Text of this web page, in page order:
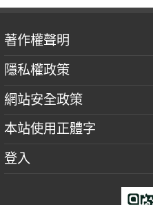
著作權聲明
隱私權政策
網站安全政策
本站使用正體字
登入